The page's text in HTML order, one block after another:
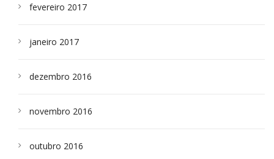
fevereiro 2017
janeiro 2017
dezembro 2016
novembro 2016
outubro 2016